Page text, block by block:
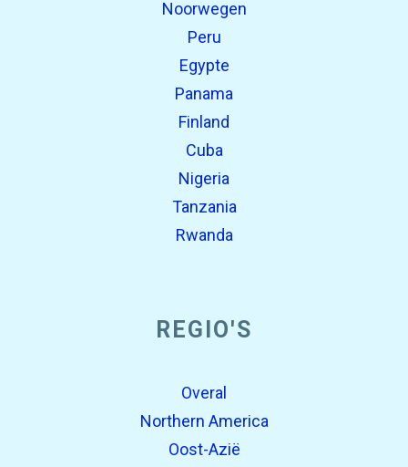
Noorwegen
Peru
Egypte
Panama
Finland
Cuba
Nigeria
Tanzania
Rwanda
REGIO'S
Overal
Northern America
Oost-Azië